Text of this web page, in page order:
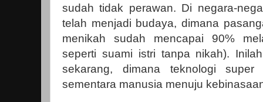
sudah tidak perawan. Di negara-
telah menjadi budaya, dimana
menikah sudah mencapai 90%
seperti suami istri tanpa nikah).
sekarang, dimana teknologi
sementara manusia menuju